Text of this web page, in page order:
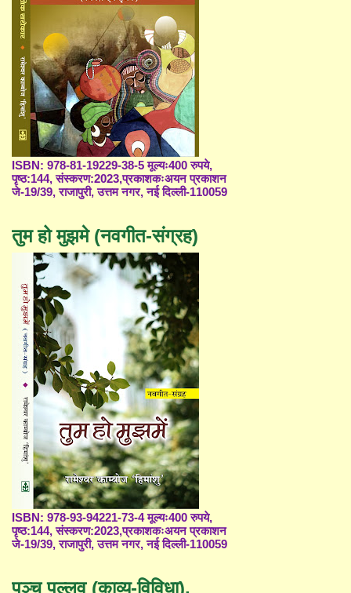
ISBN: 978-81-19229-38-5 मूल्यः400 रुपये,
पृष्ठ:144, संस्करण:2023,प्रकाशकःअयन प्रकाशन
जे-19/39, राजापुरी, उत्तम नगर, नई दिल्ली-110059
तुम हो मुझमे (नवगीत-संग्रह)
ISBN: 978-93-94221-73-4 मूल्यः400 रुपये,
पृष्ठ:144, संस्करण:2023,प्रकाशकःअयन प्रकाशन
जे-19/39, राजापुरी, उत्तम नगर, नई दिल्ली-110059
पञ्च पल्लव (काव्य-विविधा),